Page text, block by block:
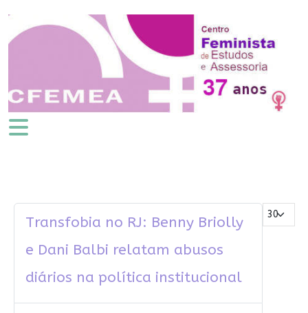
Mostrar #
Transfobia no RJ: Benny Briolly
e Dani Balbi relatam abusos
diários na política institucional